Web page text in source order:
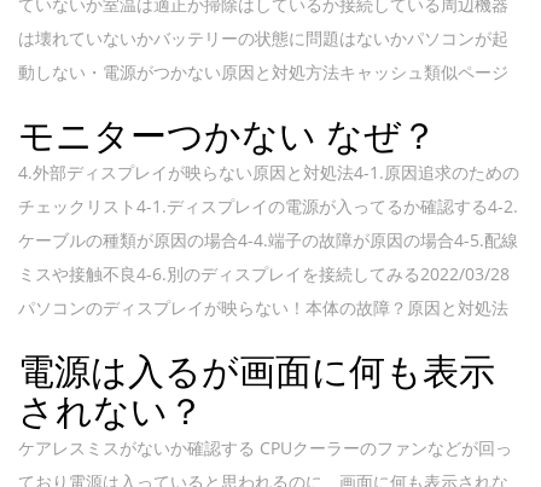
は壊れていないかバッテリーの状態に問題はないかパソコンが起
動しない・電源がつかない原因と対処方法キャッシュ類似ページ
モニターつかない なぜ？
4.外部ディスプレイが映らない原因と対処法4-1.原因追求のための
チェックリスト4-1.ディスプレイの電源が入ってるか確認する4-2.
ケーブルの種類が原因の場合4-4.端子の故障が原因の場合4-5.配線
ミスや接触不良4-6.別のディスプレイを接続してみる2022/03/28
パソコンのディスプレイが映らない！本体の故障？原因と対処法
電源は入るが画面に何も表示
されない？
ケアレスミスがないか確認する CPUクーラーのファンなどが回っ
ており電源は入っていると思われるのに、画面に何も表示されな